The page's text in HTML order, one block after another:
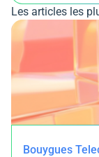
Les articles les
Bouygues